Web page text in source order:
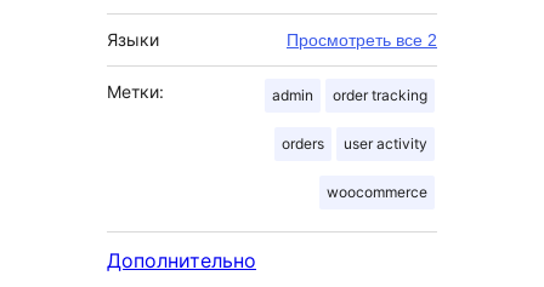
Языки Просмотреть все 2
Метки: admin order tracking
orders user activity
woocommerce
Дополнительно